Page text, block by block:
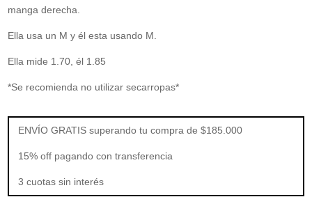
manga derecha.
Ella usa un M y él esta usando M.
Ella mide 1.70, él 1.85
*Se recomienda no utilizar secarropas*
ENVÍO GRATIS superando tu compra de $185.000
15% off pagando con transferencia
3 cuotas sin interés